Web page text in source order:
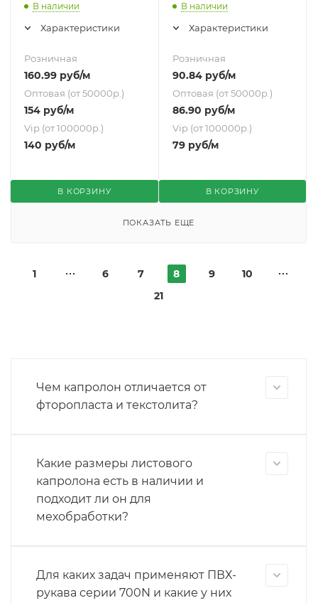
В наличии
Характеристики
Розничная
160.99 руб/м
Оптовая (от 50000р.)
154 руб/м
Vip (от 100000р.)
140 руб/м
В КОРЗИНУ
В наличии
Характеристики
Розничная
90.84руб/м
Оптовая (от 50000р.)
86.90 руб/м
Vip (от 100000р.)
79руб/м
В КОРЗИНУ
ПОКАЗАТЬ ЕЩЕ
1 6 7 8 9
10
21
Чем капролон отличается от
фторопласта и текстолита?
Какие размеры листового
капролона есть в наличии и
подходит ли он для
мехобработки?
Для каких задач применяют ПВХ-
рукава серии 700N и какие у них